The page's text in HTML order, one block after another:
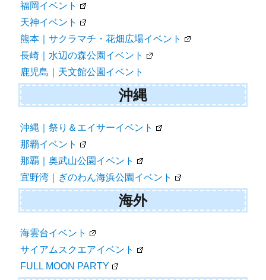
福岡イベント
天神イベント
熊本｜サクラマチ・花畑広場イベント
長崎｜水辺の森公園イベント
鹿児島｜天文館公園イベント
沖縄
沖縄｜祭り＆エイサーイベント
那覇イベント
那覇｜奥武山公園イベント
宜野湾｜ぎのわん海浜公園イベント
海外
海雲台イベント
サイアムスクエアイベント
FULL MOON PARTY